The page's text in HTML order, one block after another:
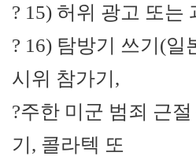
? 15) 허위 광고 또는
? 16) 탐방기 쓰기(
시위 참가기,
?주한 미군 범죄 근
기, 콜라텍 또